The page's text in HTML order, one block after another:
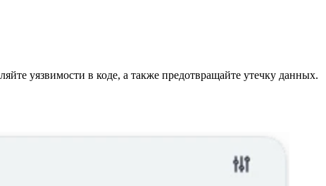
уязвимости в коде, а также предотвращайте утечку данных.